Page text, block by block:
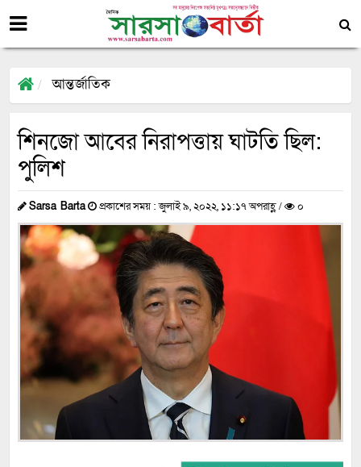
আন্তর্জাতিক
শিনজো আবের নিরাপত্তায় ঘাটতি ছিল:
পুলিশ
Sarsa Barta প্রকাশের সময় : জুলাই ৯, ২০২২, ১১:১৭ অপরাহ্ণ / ০